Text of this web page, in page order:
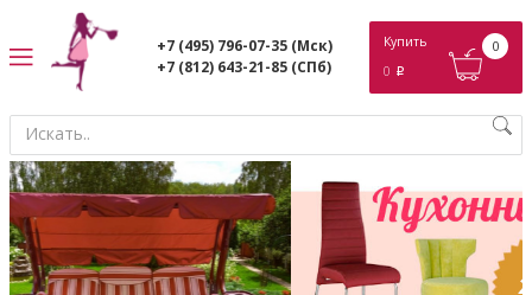
+7 (495) 796-07-35 (Мск)
+7 (812) 643-21-85 (СПб)
Купить
0 p
0